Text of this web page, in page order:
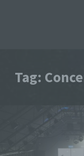
Tag: